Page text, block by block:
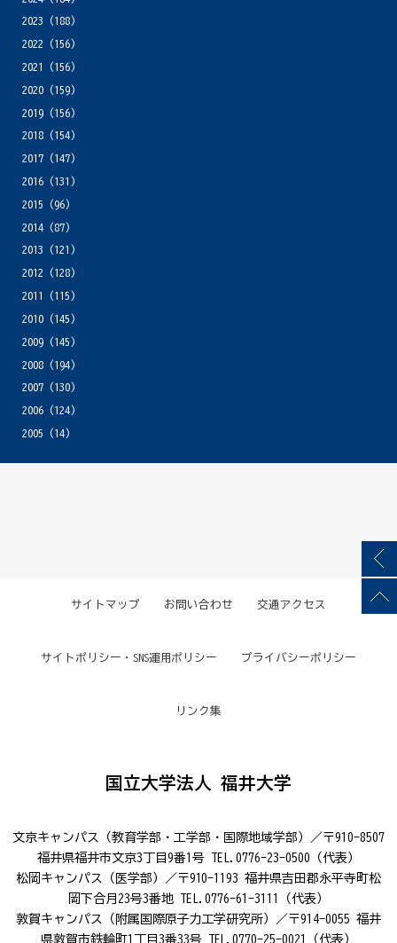
2023 (188)
2022 (156)
2021
(156)
2020(159)
2019(156)
2018(154)
2017(147)
2016(131)
2015 (96)
2014(87)
2013 (121)
2012 (128)
2011
(115)
2010(145)
2009(145)
2008(194)
2007(130)
2006(124)
2005 (14)
サイトマップ お問い合わせ 交通アクセス
サイトポリシー・SNS運用ポリシー プライバシーポリシー
リンク集
国立大学法人 福井大学
文京キャンパス（教育学部・工学部・国際地域学部）／〒910-8507
福井県福井市文京3丁目9番1号 TEL.0776-23-0500（代表）
松岡キャンパス（医学部）／〒910-1193 福井県吉田郡永平寺町松
岡下合月23号3番地 TEL.0776-61-3111（代表）
敦賀キャンパス（附属国際原子力工学研究所）／〒914-0055 福井
県敦賀市鉄輪町1丁目3番33号 TEL.0770-25-0021（代表）